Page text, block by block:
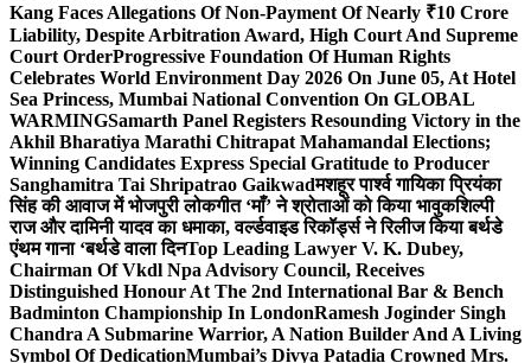
Kang Faces Allegations Of Non-Payment Of Nearly ₹10 Crore
Liability, Despite Arbitration Award, High Court And Supreme
Court OrderProgressive Foundation Of Human Rights
Celebrates World Environment Day 2026 On June 05, At Hotel
Sea Princess, Mumbai National Convention On GLOBAL
WARMINGSamarth Panel Registers Resounding Victory in the
Akhil Bharatiya Marathi Chitrapat Mahamandal Elections;
Winning Candidates Express Special Gratitude to Producer
Sanghamitra Tai Shripatrao Gaikwadमशहूर पार्श्व गायिका प्रियंका
सिंह की आवाज में भोजपुरी लोकगीत ‘माँ’ ने श्रोताओं को किया भावुकशिल्पी
राज और दामिनी यादव का धमाका, वर्ल्डवाइड रिकॉर्ड्स ने रिलीज किया बर्थडे
एंथम गाना ‘बर्थडे वाला दिनTop Leading Lawyer V. K. Dubey,
Chairman Of Vkdl Npa Advisory Council, Receives
Distinguished Honour At The 2nd International Bar & Bench
Badminton Championship In LondonRamesh Joginder Singh
Chandra A Submarine Warrior, A Nation Builder And A Living
Symbol Of DedicationMumbai’s Divya Patadia Crowned Mrs.